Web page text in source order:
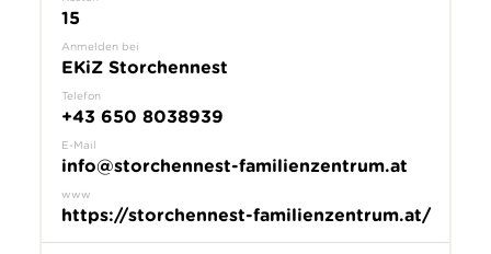
15
Anmelden bei
EKiZ Storchennest
Telefon
+43 650 8038939
E-Mail
info@storchennest-familienzentrum.at
www
https://storchennest-familienzentrum.at/